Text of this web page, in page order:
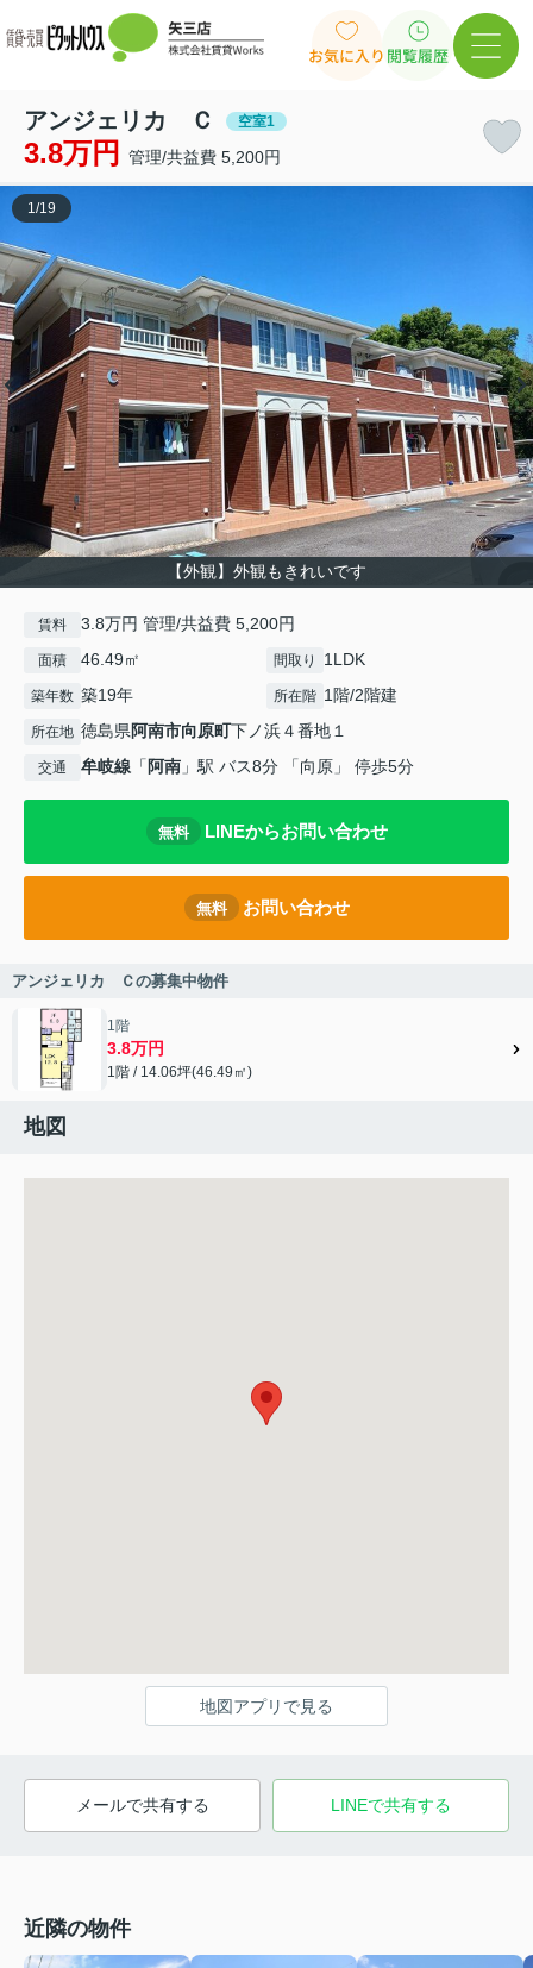
お気に入り 閲覧履歴
アンジェリカ Ｃ 空室1
3.8万円 管理/共益費 5,200円
【外観】外観もきれいです
1/19
賃料 3.8万円 管理/共益費 5,200円
面積 46.49㎡ 間取り 1LDK
築年数 築19年 所在階 1階/2階建
所在地 徳島県阿南市向原町下ノ浜４番地１
交通 牟岐線 「 阿南 」駅 バス8分 「向原」 停歩5分
無料 LINEからお問い合わせ
無料 お問い合わせ
アンジェリカ Ｃの募集中物件
1階
3.8万円
1階 / 14.06坪(46.49㎡)
地図
地図アプリで見る
メールで共有する LINEで共有する
近隣の物件